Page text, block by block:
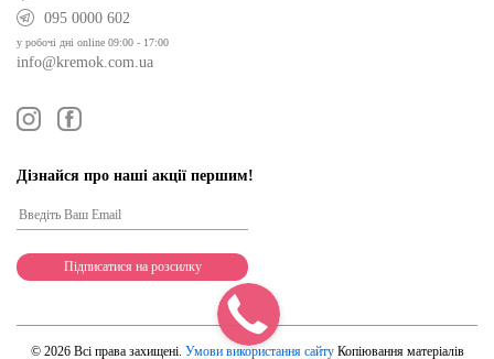
095 0000 602
у робочі дні online 09:00 - 17:00
info@kremok.com.ua
Дізнайся про наші акції першим!
© 2026 Всі права захищені. Умови використання сайтуКопіювання матеріалів